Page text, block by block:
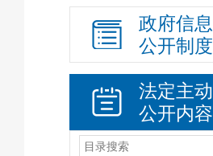
政府信息
公开制度
法定主动
公开内容